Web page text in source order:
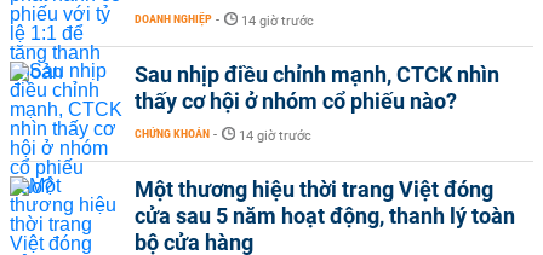
DOANH NGHIỆP - 14 giờ trước
Sau nhịp điều chỉnh mạnh, CTCK nhìn
thấy cơ hội ở nhóm cổ phiếu nào?
CHỨNG KHOÁN - 14 giờ trước
Một thương hiệu thời trang Việt đóng
cửa sau 5 năm hoạt động, thanh lý toàn
bộ cửa hàng